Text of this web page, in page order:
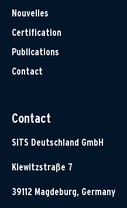
Nouvelles
Certification
Publications
Contact
Contact
SITS Deutschland GmbH
Klewitzstraße 7
39112 Magdeburg, Germany